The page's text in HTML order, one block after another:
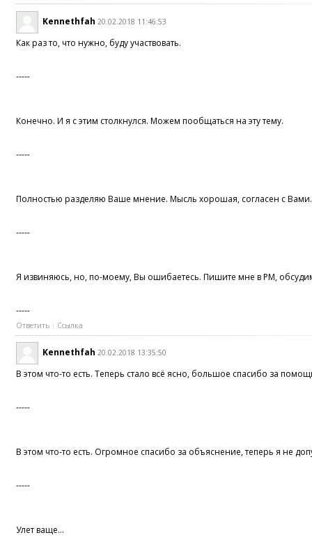
Kennethfah 20.02.2018 11:46:53
Как раз то, что нужно, буду участвовать.
-----
Конечно. И я с этим столкнулся. Можем пообщаться на эту тему.
-----
Полностью разделяю Ваше мнение. Мысль хорошая, согласен с Вами.
-----
Я извиняюсь, но, по-моему, Вы ошибаетесь. Пишите мне в PM,
-----
Ответить Ссылка
Kennethfah 20.02.2018 13:35:50
В этом что-то есть. Теперь стало всё ясно, большое спасибо за
-----
В этом что-то есть. Огромное спасибо за объяснение, теперь я не
-----
Улет ваще...